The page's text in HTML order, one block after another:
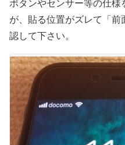
ボタンやセンサー等の仕
が、貼る位置がズレて「
認して下さい。